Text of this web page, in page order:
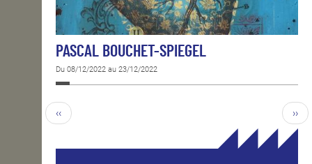
PASCAL BOUCHET-SPIEGEL
Du 08/12/2022 au 23/12/2022
‹‹ ››